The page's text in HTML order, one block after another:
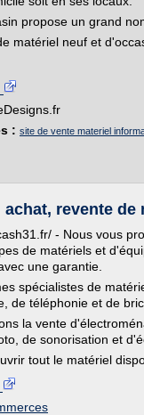
propose un grand
matériel neuf et
: site de vente materiel
achat, revente
- Nous vous
de matériels et
une garantie.
spécialistes de
de téléphonie et de
la vente
de sonorisation et
tout le matériel